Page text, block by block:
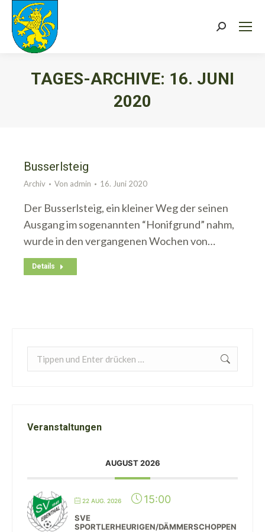
Search:
TAGES-ARCHIVE: 16. JUNI
2020
Busserlsteig
Archiv Von admin 16. Juni 2020
Der Busserlsteig, ein kleiner Weg der seinen
Ausgang im sogenannten “Honifgrund” nahm,
wurde in den vergangenen Wochen von…
Details
Search:
Veranstaltungen
AUGUST 2026
22 AUG. 2026 15:00
SVE
SPORTLERHEURIGEN/DÄMMERSCHOPPEN